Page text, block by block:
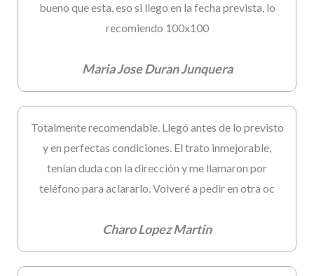
bueno que esta, eso si llego en la fecha prevista, lo
recomiendo 100x100
Maria Jose Duran Junquera
Totalmente recomendable. Llegó antes de lo previsto
y en perfectas condiciones. El trato inmejorable,
tenían duda con la dirección y me llamaron por
teléfono para aclararlo. Volveré a pedir en otra oc
Charo Lopez Martin